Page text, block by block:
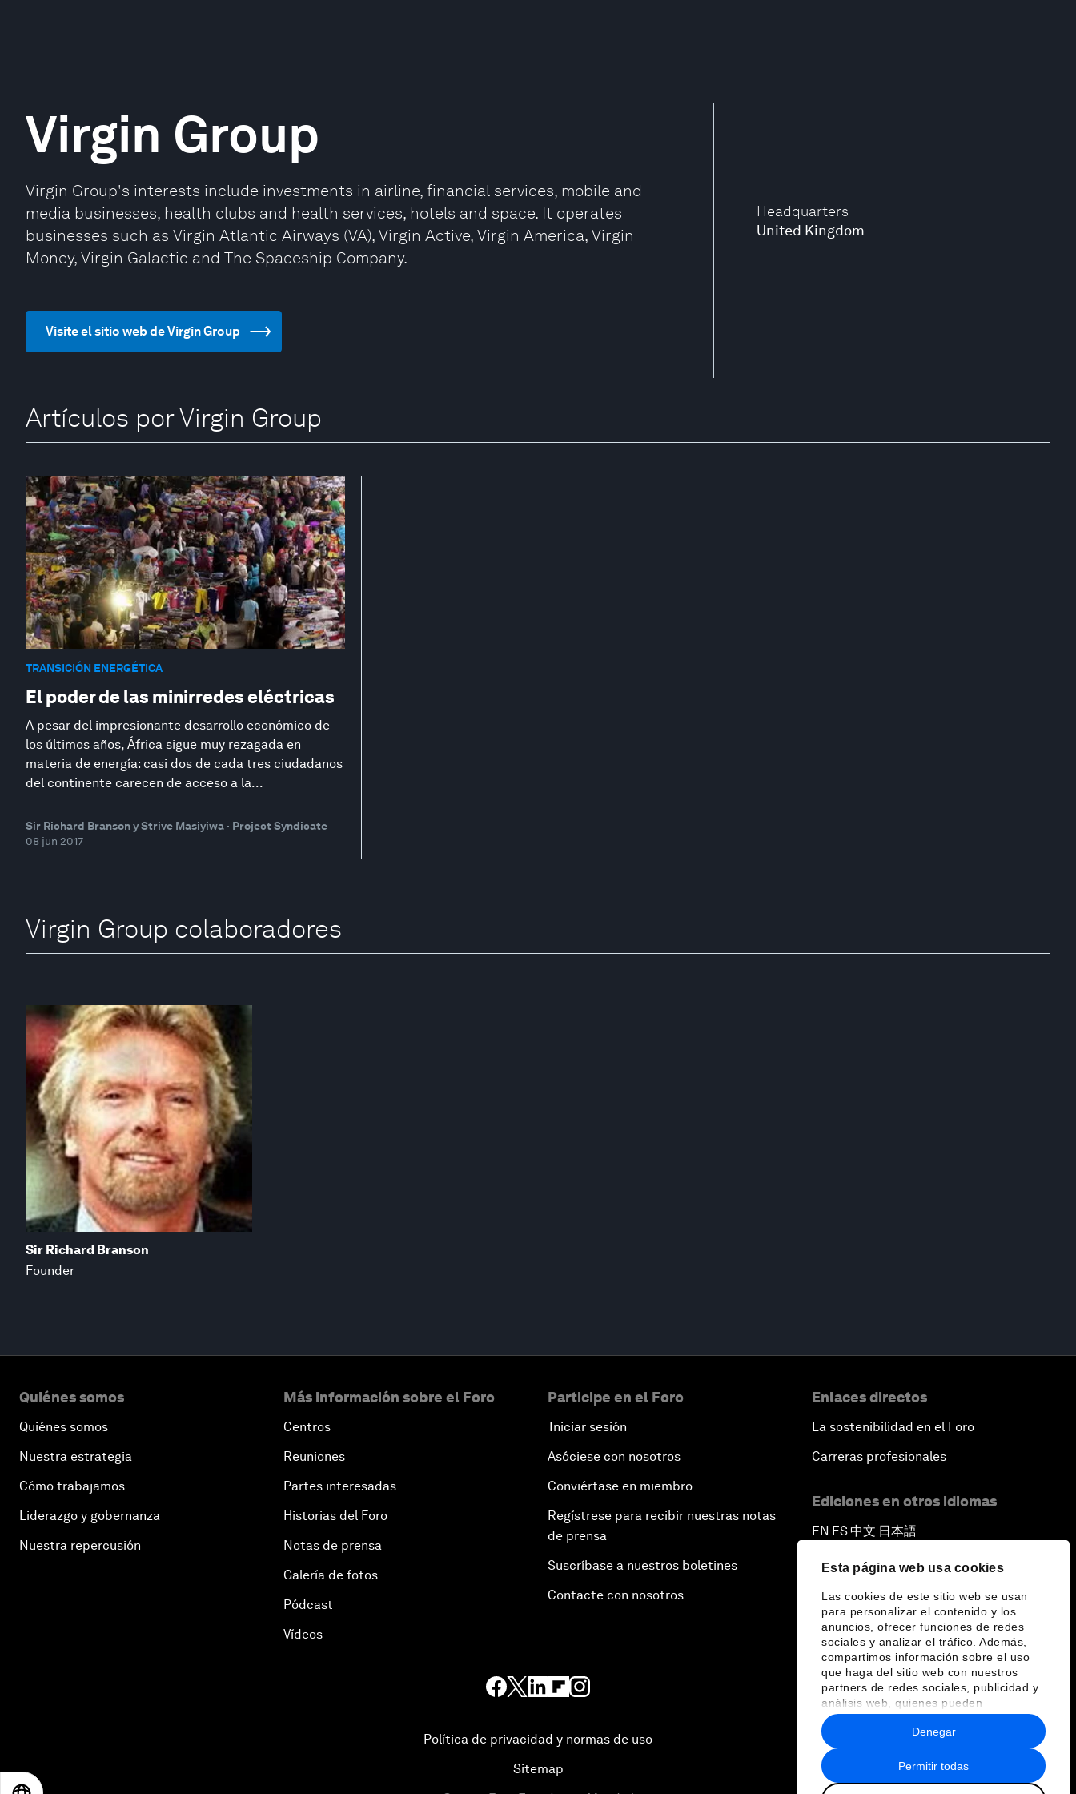
Esta página web usa cookies
Las cookies de este sitio web se usan
para personalizar el contenido y los
anuncios, ofrecer funciones de redes
sociales y analizar el tráfico. Además,
compartimos información sobre el uso
que haga del sitio web con nuestros
partners de redes sociales, publicidad y
análisis web, quienes pueden
combinarla con otra información que les
haya proporcionado o que hayan
recopilado a partir del uso que haya
hecho de sus servicios.
Permitir todas
Denegar
Headquarters
United Kingdom
Virgin Group
Virgin Group's interests include investments in airline, financial services, mobile and
media businesses, health clubs and health services, hotels and space. It operates
businesses such as Virgin Atlantic Airways (VA), Virgin Active, Virgin America, Virgin
Money, Virgin Galactic and The Spaceship Company.
Visite el sitio web de Virgin Group
Artículos por Virgin Group
TRANSICIÓN ENERGÉTICA
El poder de las minirredes eléctricas
A pesar del impresionante desarrollo económico de
los últimos años, África sigue muy rezagada en
materia de energía: casi dos de cada tres ciudadanos
del continente carecen de acceso a la...
Sir Richard Branson y Strive Masiyiwa · Project Syndicate
08 jun 2017
Virgin Group colaboradores
Sir Richard Branson
Founder
Quiénes somos
Quiénes somos
Nuestra estrategia
Cómo trabajamos
Liderazgo y gobernanza
Nuestra repercusión
Más información sobre el Foro
Centros
Reuniones
Partes interesadas
Historias del Foro
Notas de prensa
Galería de fotos
Pódcast
Vídeos
Participe en el Foro
Iniciar sesión
Asóciese con nosotros
Conviértase en miembro
Regístrese para recibir nuestras notas
de prensa
Suscríbase a nuestros boletines
Contacte con nosotros
Enlaces directos
La sostenibilidad en el Foro
Carreras profesionales
Ediciones en otros idiomas
EN ▪ES▪中文▪ 日本語
Política de privacidad y normas de uso
Sitemap